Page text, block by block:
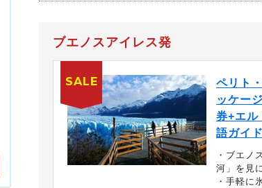
ブエノスアイレス発
ペリト
ッケー
券+エル
語ガイド
・ブエノ
河」を見
・手軽に
SALE